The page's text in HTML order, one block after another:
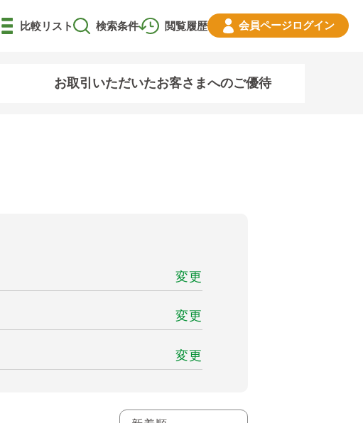
閲覧履歴
比較リスト 検索条件 会員ページログイン
お取引いただいたお客さまへのご優待
変更
変更
変更